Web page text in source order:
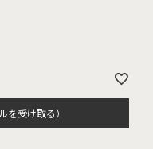
を受け取る）